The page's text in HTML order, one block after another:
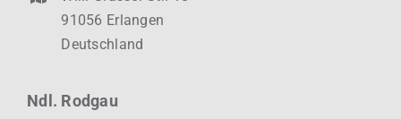
91056 Erlangen
Deutschland
Ndl. Rodgau